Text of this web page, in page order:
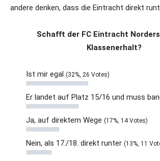
andere denken, dass die Eintracht direkt
Schafft der FC Eintracht
Klassenerhalt?
Ist mir egal (32%, 26 Votes)
Er landet auf Platz 15/16 und muss
Ja, auf direktem Wege (17%, 14 Votes)
Nein, als 17./18. direkt runter (13%, 11